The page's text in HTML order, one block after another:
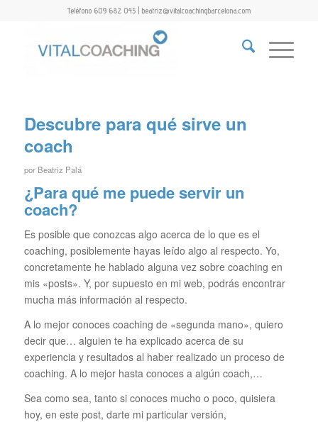
Teléfono 609 682 045 | beatriz@vitalcoachingbarcelona.com
Descubre para qué sirve un
coach
por Beatriz Palá
¿Para qué me puede servir un
coach?
Es posible que conozcas algo acerca de lo que es el
coaching, posiblemente hayas leído algo al respecto. Yo,
concretamente he hablado alguna vez sobre coaching en
mis «posts». Y, por supuesto en mi web, podrás encontrar
mucha más información al respecto.
A lo mejor conoces coaching de «segunda mano», quiero
decir que… alguien te ha explicado acerca de su
experiencia y resultados al haber realizado un proceso de
coaching. A lo mejor hasta conoces a algún coach,…
Sea como sea, tanto si conoces mucho o poco, quisiera
hoy, en este post, darte mi particular versión,